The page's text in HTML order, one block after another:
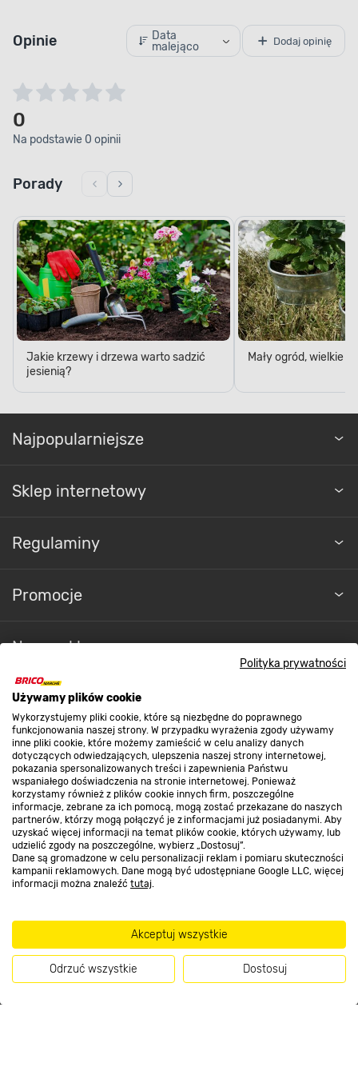
Polityka prywatności
Używamy plików cookie
Wykorzystujemy pliki cookie, które są niezbędne do poprawnego
funkcjonowania naszej strony. W przypadku wyrażenia zgody używamy
inne pliki cookie, które możemy zamieścić w celu analizy danych
dotyczących odwiedzających, ulepszenia naszej strony internetowej,
pokazania spersonalizowanych treści i zapewnienia Państwu
wspaniałego doświadczenia na stronie internetowej. Ponieważ
korzystamy również z plików cookie innych firm, poszczególne
informacje, zebrane za ich pomocą, mogą zostać przekazane do naszych
partnerów, którzy mogą połączyć je z informacjami już posiadanymi. Aby
uzyskać więcej informacji na temat plików cookie, których używamy, lub
udzielić zgody na poszczególne, wybierz „Dostosuj”.
Dane są gromadzone w celu personalizacji reklam i pomiaru skuteczności
kampanii reklamowych. Dane mogą być udostępniane Google LLC, więcej
informacji można znaleźć tutaj.
Akceptuj wszystkie
Odrzuć wszystkie Dostosuj
malejąco
Dodaj opinię
0
Na podstawie 0 opinii
Jakie krzewy i drzewa warto sadzić
jesienią?
Mały ogród, wielkie
O nas
Kontakt do sklepu
Strefa biznesu
Dołącz do nas